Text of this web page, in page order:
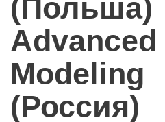
(Польша)
Advanced
Modeling
(Россия)